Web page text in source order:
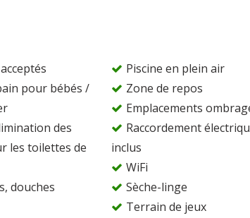
pour bébés /
des
les toilettes de
douches
Piscine en plein air
Zone de repos
Emplacements
Raccordement
inclus
WiFi
Sèche-linge
Terrain de jeux